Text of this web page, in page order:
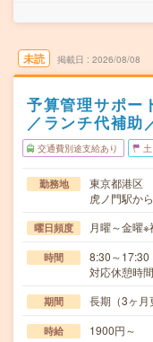
未読 掲載日 2026/08/08
予算管理サポー
／ランチ代補助
交通費別途支給あり
勤務地
東京都港区
虎ノ門駅か
曜日頻度 月曜～金曜
時間
8:30～17:30
対応休憩時
期間 長期（3ヶ月
時給 1900円～